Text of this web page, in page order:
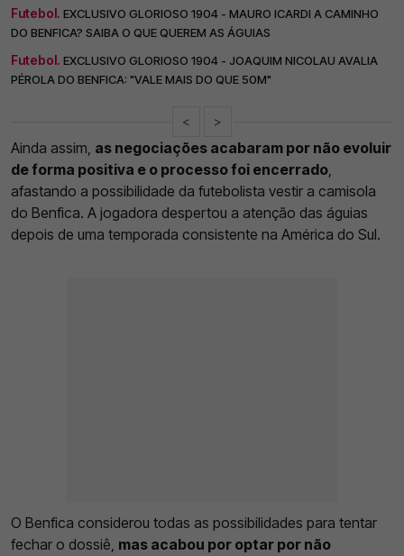
Futebol. EXCLUSIVO GLORIOSO 1904 - MAURO ICARDI A CAMINHO
DO BENFICA? SAIBA O QUE QUEREM AS ÁGUIAS
Futebol. EXCLUSIVO GLORIOSO 1904 - JOAQUIM NICOLAU AVALIA
PÉROLA DO BENFICA: "VALE MAIS DO QUE 50M"
< >
Ainda assim, as negociações acabaram por não evoluir
de forma positiva e o processo foi encerrado,
afastando a possibilidade da futebolista vestir a camisola
do Benfica. A jogadora despertou a atenção das águias
depois de uma temporada consistente na América do Sul.
O Benfica considerou todas as possibilidades para tentar
fechar o dossiê, mas acabou por optar por não